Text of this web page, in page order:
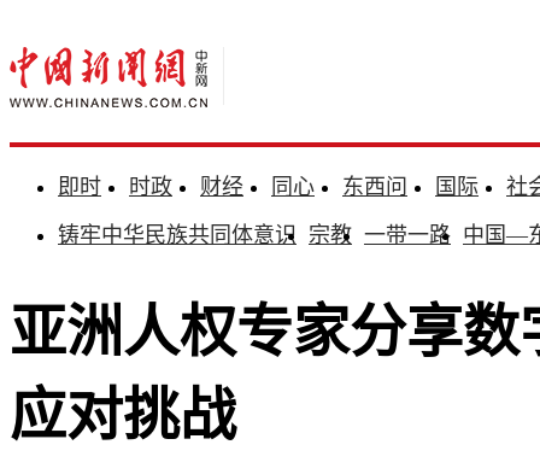
即时 时政 财经 同心 东西问 国际
社
铸牢中华民族共同体意识 宗教 一带一路 中国—
亚洲人权专家分享
应对挑战